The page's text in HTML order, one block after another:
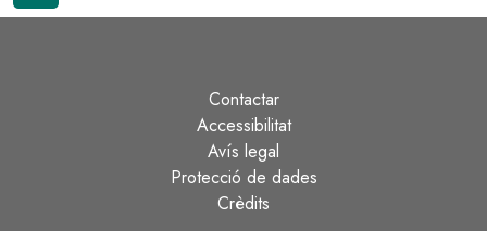
Contactar
Accessibilitat
Avís legal
Protecció de dades
Crèdits